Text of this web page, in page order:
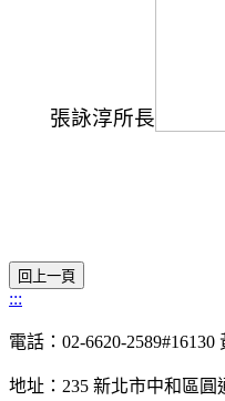
張詠淳所長
:::
電話：02-6620-2589#16130
地址：235 新北市中和區